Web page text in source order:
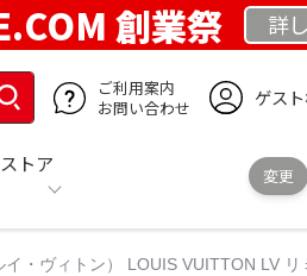
創業祭 詳
ご利用案内
お問い合わせ
ゲス
トア
変更
・ヴィトン） LOUIS VUITTON LV リ